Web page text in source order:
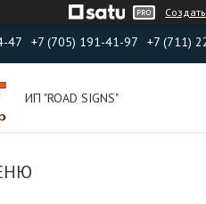
47 +7 (705) 191-41-97 +7 (711)
ИП "ROAD SIGNS"